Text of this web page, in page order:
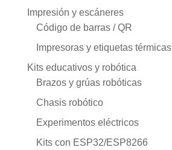
Impresión y escáneres
Código de barras / QR
Impresoras y etiquetas térmicas
Kits educativos y robótica
Brazos y grúas robóticas
Chasis robótico
Experimentos eléctricos
Kits con ESP32/ESP8266